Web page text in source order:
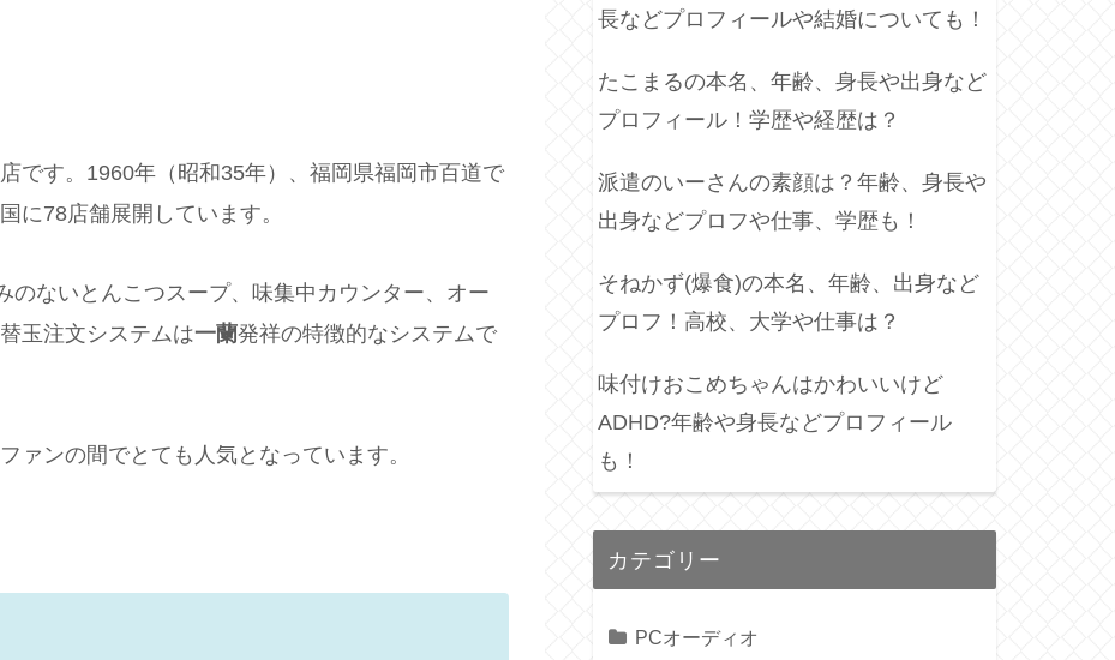
です。1960年（昭和35年）、福岡県福岡市百道で
に78店舗展開しています。
のないとんこつスープ、味集中カウンター、オー
玉注文システムは一蘭発祥の特徴的なシステムで
ァンの間でとても人気となっています。
長などプロフィールや結婚についても！
たこまるの本名、年齢、身長や出身など
プロフィール！学歴や経歴は？
派遣のいーさんの素顔は？年齢、身長や
出身などプロフや仕事、学歴も！
そねかず(爆食)の本名、年齢、出身など
プロフ！高校、大学や仕事は？
味付けおこめちゃんはかわいいけど
ADHD?年齢や身長などプロフィール
も！
カテゴリー
PCオーディオ